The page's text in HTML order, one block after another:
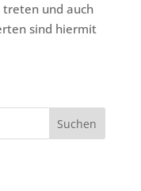
treten und auch
sind hiermit